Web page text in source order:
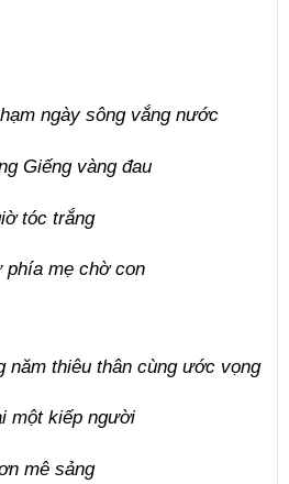
ngày sông vắng nước
Giếng vàng đau
tóc trắng
phía mẹ chờ con
năm thiêu thân cùng ước vọng
một kiếp người
mê sảng